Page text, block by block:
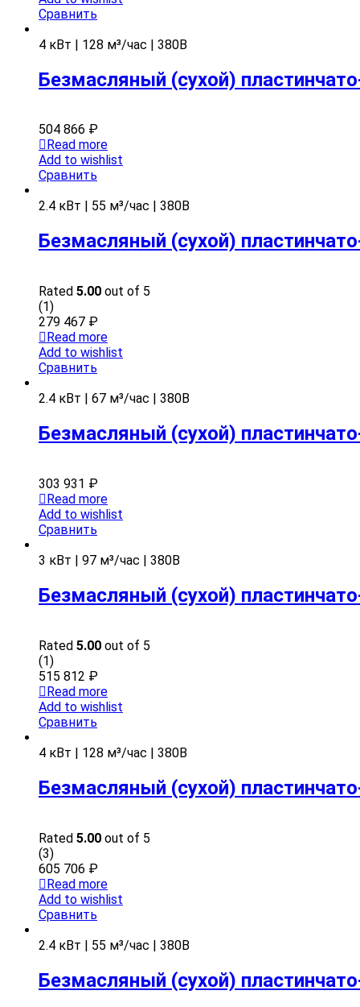
Сравнить
4 кВт | 128 м³/час | 380В
Безмасляный (сухой)
504 866 ₽
Read more
Add to wishlist
Сравнить
2.4 кВт | 55 м³/час | 380В
Безмасляный (сухой)
Rated 5.00 out of 5
(1)
279 467 ₽
Read more
Add to wishlist
Сравнить
2.4 кВт | 67 м³/час | 380В
Безмасляный (сухой)
303 931 ₽
Read more
Add to wishlist
Сравнить
3 кВт | 97 м³/час | 380В
Безмасляный (сухой)
Rated 5.00 out of 5
(1)
515 812 ₽
Read more
Add to wishlist
Сравнить
4 кВт | 128 м³/час | 380В
Безмасляный (сухой)
Rated 5.00 out of 5
(3)
605 706 ₽
Read more
Add to wishlist
Сравнить
2.4 кВт | 55 м³/час | 380В
Безмасляный (сухой)